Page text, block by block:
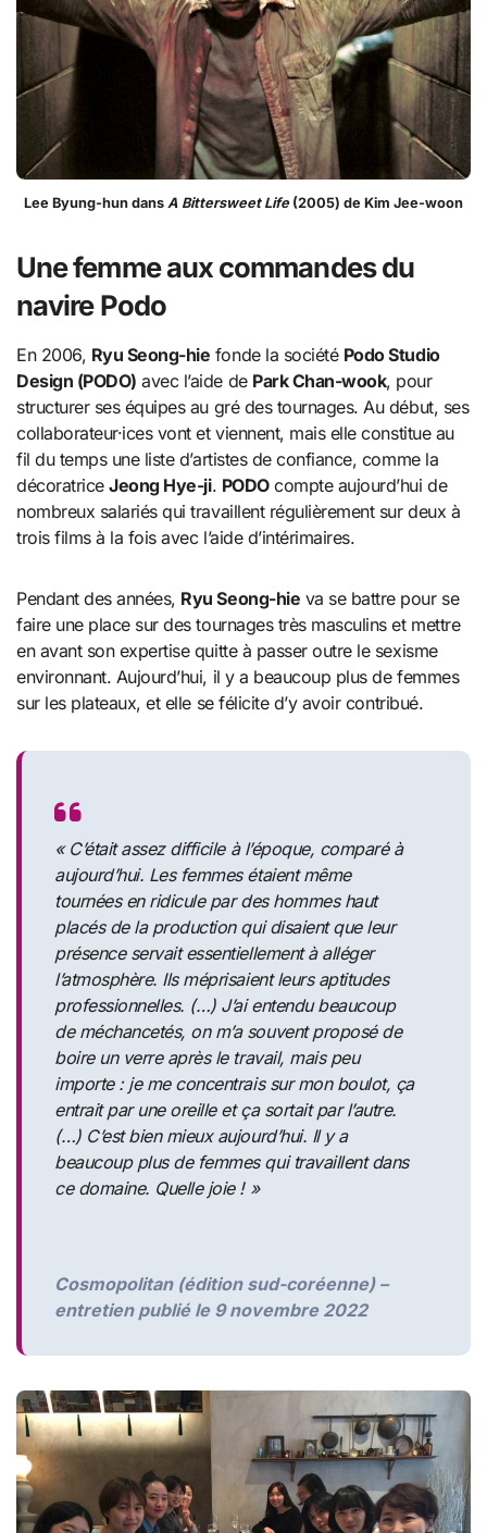
Lee Byung-hun dans A Bittersweet Life(2005) de Kim Jee-woon
Une femme aux commandes du
navire Podo
En 2006, Ryu Seong-hie fonde la société Podo Studio
Design (PODO) avec l’aide de Park Chan-wook, pour
structurer ses équipes au gré des tournages. Au début, ses
collaborateur·ices vont et viennent, mais elle constitue au
fil du temps une liste d’artistes de confiance, comme la
décoratriceJeong Hye-ji. PODOcompte aujourd’hui de
nombreux salariés qui travaillent régulièrement sur deux à
trois films à la fois avec l’aide d’intérimaires.
Pendant des années, Ryu Seong-hie va se battre pour se
faire une place sur des tournages très masculins et mettre
en avant son expertise quitte à passer outre le sexisme
environnant. Aujourd’hui, il y a beaucoup plus de femmes
sur les plateaux, et elle se félicite d’y avoir contribué.
« C’était assez difficile à l’époque, comparé à
aujourd’hui. Les femmes étaient même
tournées en ridicule par des hommes haut
placés de la production qui disaient que leur
présence servait essentiellement à alléger
l’atmosphère. Ils méprisaient leurs aptitudes
professionnelles. (…) J’ai entendu beaucoup
de méchancetés, on m’a souvent proposé de
boire un verre après le travail, mais peu
importe : je me concentrais sur mon boulot, ça
entrait par une oreille et ça sortait par l’autre.
(…) C’est bien mieux aujourd’hui. Il y a
beaucoup plus de femmes qui travaillent dans
ce domaine. Quelle joie ! »
Cosmopolitan (édition sud-coréenne) –
entretien publié le 9 novembre 2022